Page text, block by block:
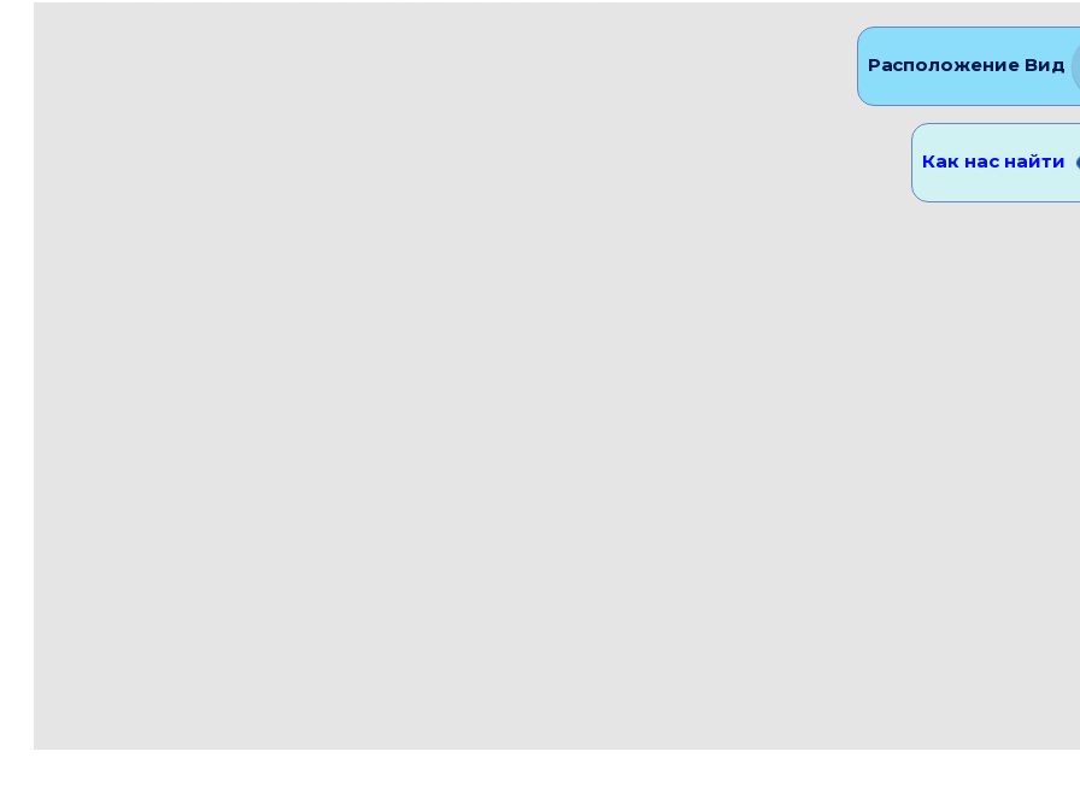
Расположение Вид
Как нас найти